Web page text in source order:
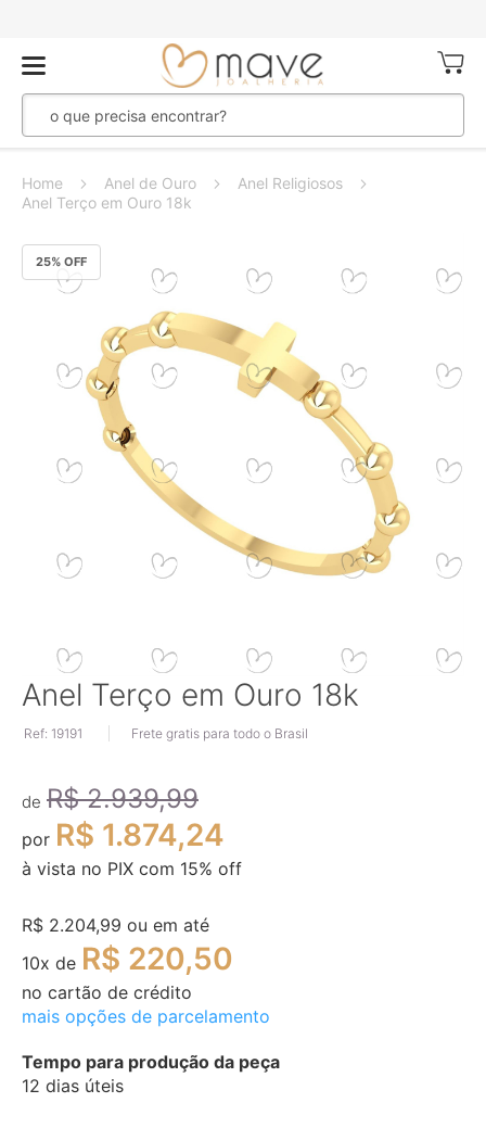
Meu
Home Anel de Ouro
Anel Religiosos
Anel Terço em Ouro 18k
25% OFF
Pular
para
o
imagens
Saltar
para
o
Galeria
imagens
Anel Terço em Ouro 18k
Ref: 19191 Frete gratis para todo o Brasil
de R$ 2.939,99
por R$ 1.874,24
à vista no PIX com 15% off
R$ 2.204,99 ou em até
10x de R$ 220,50
no cartão de crédito
mais opções de parcelamento
Tempo para produção da peça
12 dias úteis